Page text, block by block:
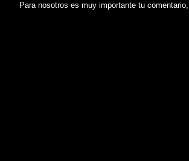
Para nosotros es muy importante tu